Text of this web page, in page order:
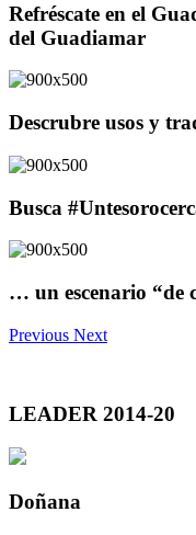
Refréscate en el
del Guadiamar
Descrubre usos y
Busca
… un escenario “de
Previous Next
LEADER 2014-20
Doñana